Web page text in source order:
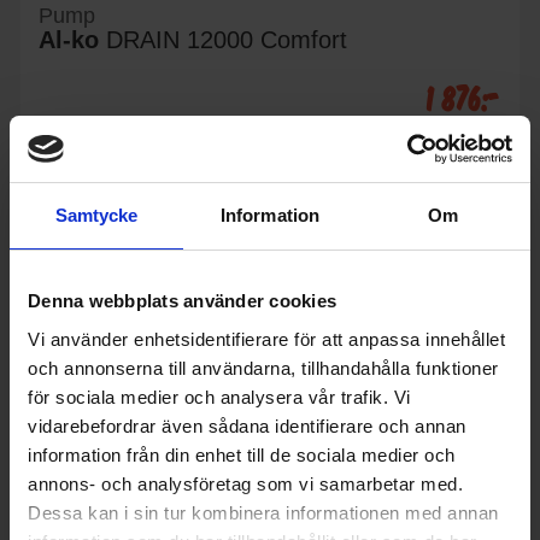
Samtycke Information Om
Denna webbplats använder cookies
Vi använder enhetsidentifierare för att anpassa innehållet
och annonserna till användarna, tillhandahålla funktioner
för sociala medier och analysera vår trafik. Vi
vidarebefordrar även sådana identifierare och annan
information från din enhet till de sociala medier och
annons- och analysföretag som vi samarbetar med.
Dessa kan i sin tur kombinera informationen med annan
Pump
Al-ko DRAIN 12000 Comfort
1 876:-
I lager
KÖP